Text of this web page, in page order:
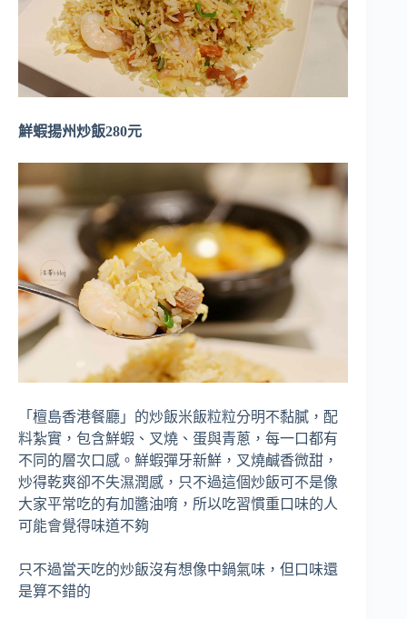
鮮蝦揚州炒飯280元
「檀島香港餐廳」的炒飯米飯粒粒分明不黏膩，配
料紮實，包含鮮蝦、叉燒、蛋與青蔥，每一口都有
不同的層次口感。鮮蝦彈牙新鮮，叉燒鹹香微甜，
炒得乾爽卻不失濕潤感，只不過這個炒飯可不是像
大家平常吃的有加醬油唷，所以吃習慣重口味的人
可能會覺得味道不夠
只不過當天吃的炒飯沒有想像中鍋氣味，但口味還
是算不錯的